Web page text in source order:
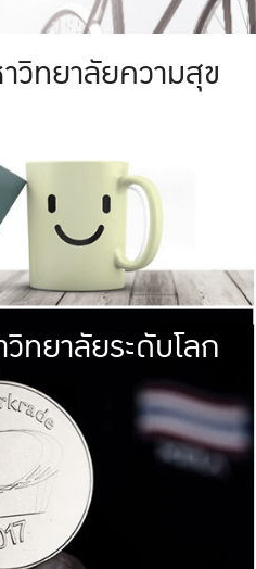
มหาวิทยาลัย
ให้กับประชาชน
วิทยาลัยความสุข
มหาวิทยา
พร้อมที่จ
และผลักดันในการใช้ระบบส
เพื่อการทำงานแ
ทยาลัยระดับโลก